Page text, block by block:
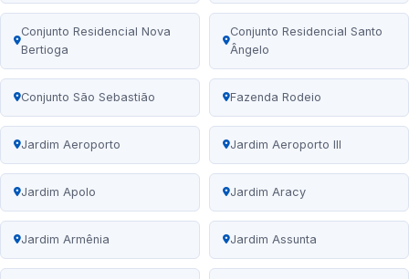
Conjunto Residencial Nova
Bertioga
Conjunto Residencial Santo
Ângelo
Conjunto São Sebastião Fazenda Rodeio
Jardim Aeroporto Jardim Aeroporto III
Jardim Apolo Jardim Aracy
Jardim Armênia Jardim Assunta